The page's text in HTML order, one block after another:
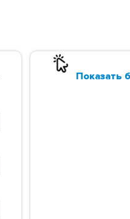
Показать